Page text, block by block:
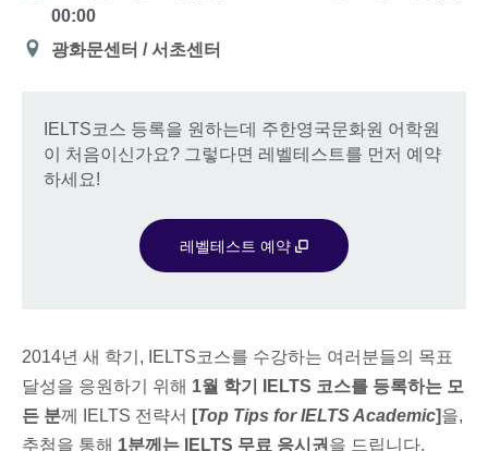
00:00
장
광화문센터 / 서초센터
IELTS코스 등록을 원하는데 주한영국문화원 어학원
이 처음이신가요? 그렇다면 레벨테스트를 먼저 예약
하세요!
레벨테스트 예약
2014년 새 학기, IELTS코스를 수강하는 여러분들의 목표
달성을 응원하기 위해 1월 학기 IELTS 코스를 등록하는 모
든 분께 IELTS 전략서 [Top Tips for IELTS Academic]을,
추첨을 통해 1분께는 IELTS 무료 응시권 을 드립니다.